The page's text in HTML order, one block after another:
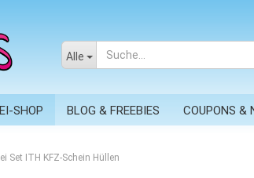
Alle
SHOP BLOG & FREEBIES COUPONS &
Set ITH KFZ-Schein Hüllen